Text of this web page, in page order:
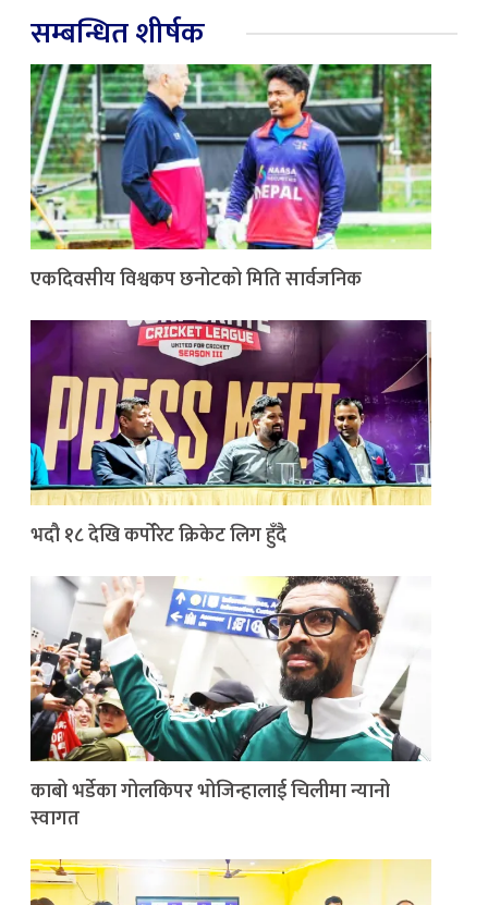
सम्बन्धित शीर्षक
एकदिवसीय विश्वकप छनोटको मिति सार्वजनिक
भदौ १८ देखि कर्पोरेट क्रिकेट लिग हुँदै
काबो भर्डेका गोलकिपर भोजिन्हालाई चिलीमा न्यानो
स्वागत